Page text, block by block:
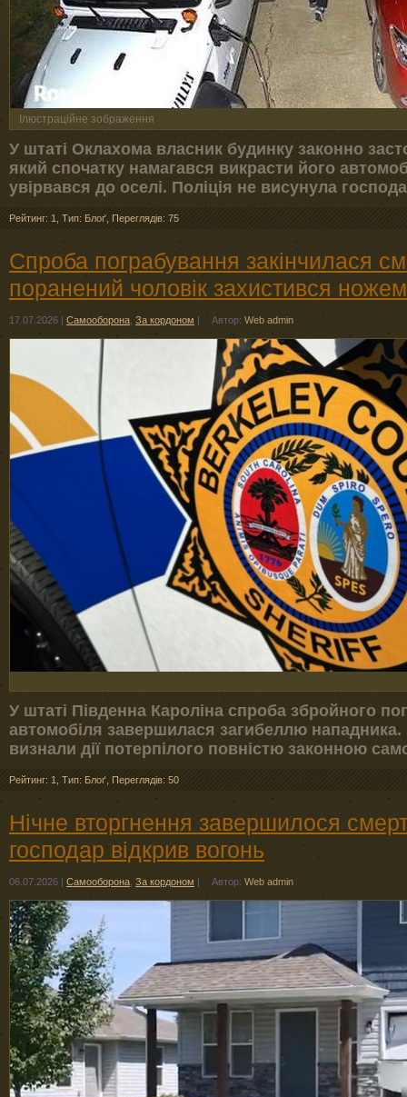
Ілюстраційне зображення
У штаті Оклахома власник будинку законно
який спочатку намагався викрасти його
увірвався до оселі. Поліція не висунула
Рейтинг: 1 Тип: Блоґ Переглядів: 75
Спроба пограбування закінчилася
поранений чоловік захистився ножем
17.07.2026 | Самооборона За кордоном | Автор: Web admin
У штаті Південна Кароліна спроба збройного
автомобіля завершилася загибеллю нападника.
визнали дії потерпілого повністю законною
Рейтинг: 1 Тип: Блоґ Переглядів: 50
Нічне вторгнення завершилося
господар відкрив вогонь
06.07.2026 | Самооборона За кордоном | Автор: Web admin